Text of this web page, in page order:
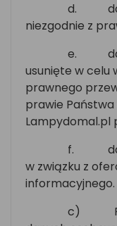
d.
niezgodnie z
e.
usunięte w celu
prawnego
prawie
Lampydomal.pl
f.
w związku z
informacyjnego.
c)